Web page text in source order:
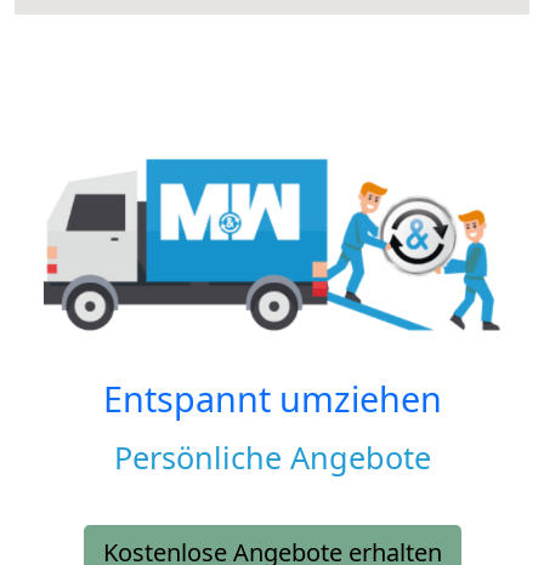
Entspannt umziehen
Persönliche Angebote
Kostenlose Angebote erhalten